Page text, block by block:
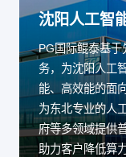
沈阳人工智
PG国际鲲泰基于
务，为沈阳人工
能、高效能的面
为东北专业的人
府等多领域提供
助力客户降低算